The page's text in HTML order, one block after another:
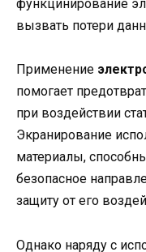
функцинирование
вызвать потери
Применение
помогает
при воздействии
Экранирование
материалы,
безопасное
защиту от его
Однако наряду с